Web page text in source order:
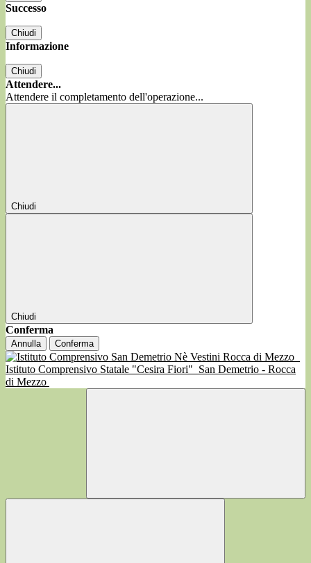
Successo
Chiudi
Informazione
Chiudi
Attendere...
Attendere il completamento dell'operazione...
Chiudi
Chiudi
Conferma
Annulla Conferma
Istituto Comprensivo Statale "Cesira Fiori" San Demetrio - Rocca
di Mezzo